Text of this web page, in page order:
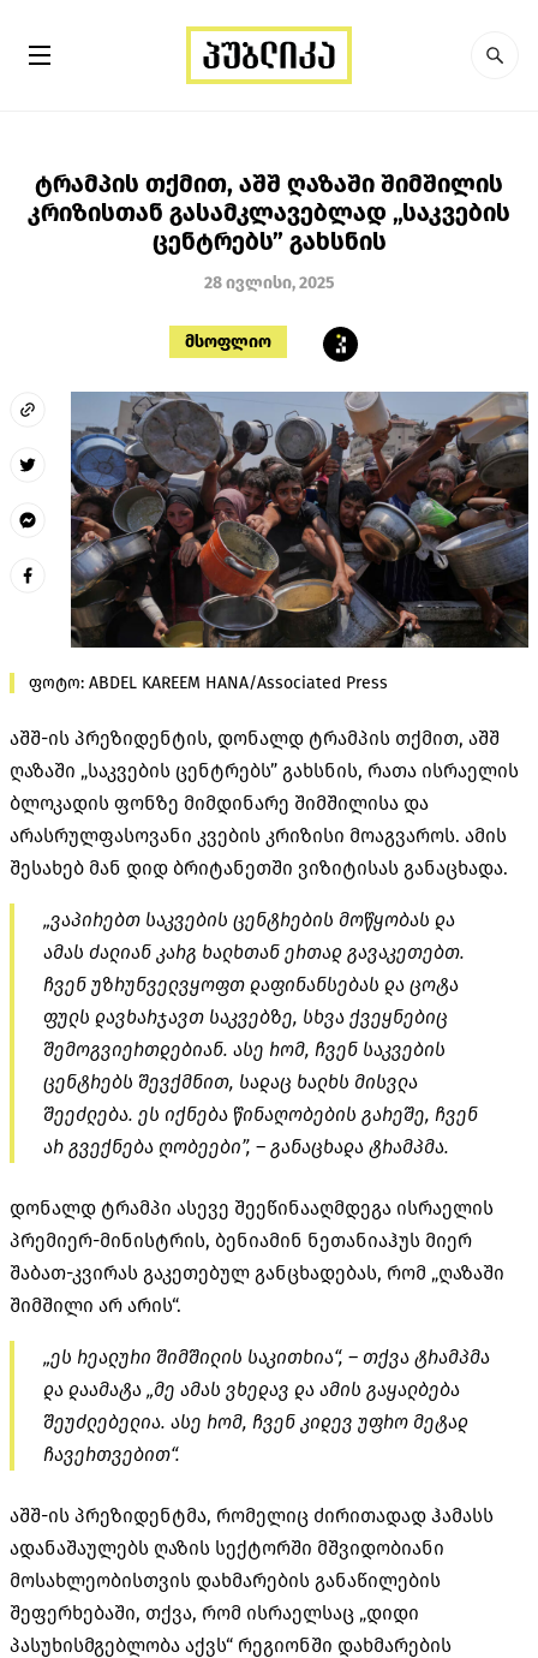
ტრამპის თქმით, აშშ ღაზაში შიმშილის
კრიზისთან გასამკლავებლად „საკვების
ცენტრებს” გახსნის
28 ივლისი, 2025
მსოფლიო
ფოტო: ABDEL KAREEM HANA/Associated Press
აშშ-ის პრეზიდენტის, დონალდ ტრამპის თქმით, აშშ
ღაზაში „საკვების ცენტრებს” გახსნის, რათა ისრაელის
ბლოკადის ფონზე მიმდინარე შიმშილისა და
არასრულფასოვანი კვების კრიზისი მოაგვაროს. ამის
შესახებ მან დიდ ბრიტანეთში ვიზიტისას განაცხადა.
„ვაპირებთ საკვების ცენტრების მოწყობას და
ამას ძალიან კარგ ხალხთან ერთად გავაკეთებთ.
ჩვენ უზრუნველვყოფთ დაფინანსებას და ცოტა
ფულს დავხარჯავთ საკვებზე, სხვა ქვეყნებიც
შემოგვიერთდებიან. ასე რომ, ჩვენ საკვების
ცენტრებს შევქმნით, სადაც ხალხს მისვლა
შეეძლება. ეს იქნება წინაღობების გარეშე, ჩვენ
არ გვექნება ღობეები”, – განაცხადა ტრამპმა.
დონალდ ტრამპი ასევე შეეწინააღმდეგა ისრაელის
პრემიერ-მინისტრის, ბენიამინ ნეთანიაჰუს მიერ
შაბათ-კვირას გაკეთებულ განცხადებას, რომ „ღაზაში
შიმშილი არ არის“.
„ეს რეალური შიმშილის საკითხია“, – თქვა ტრამპმა
და დაამატა „მე ამას ვხედავ და ამის გაყალბება
შეუძლებელია. ასე რომ, ჩვენ კიდევ უფრო მეტად
ჩავერთვებით“.
აშშ-ის პრეზიდენტმა, რომელიც ძირითადად ჰამასს
ადანაშაულებს ღაზის სექტორში მშვიდობიანი
მოსახლეობისთვის დახმარების განაწილების
შეფერხებაში, თქვა, რომ ისრაელსაც „დიდი
პასუხისმგებლობა აქვს“ რეგიონში დახმარების